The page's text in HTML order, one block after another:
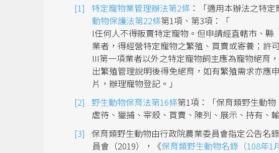
特定寵物業管理辦法第2條 ：「適用本辦法之特定
動物保護法第22條第1項、第3項：「
I任何人不得販賣特定寵物。但申請經直轄市、
業者，得經營特定寵物之繁殖、買賣或寄養；
III第一項業者以外之特定寵物飼主應為寵物絕育
出繁殖管理說明後得免絕育，如有繁殖需求亦應
片，辦理寵物登記。」
野生動物保育法第16條第1項：「保育類野生動
虐待、獵捕、宰殺、買賣、陳列、展示、持有、
保育類野生動物由行政院農業委員會指定公告名
員會（2019），《保育類野生動物名錄（108年1